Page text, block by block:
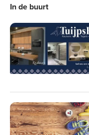
In de buurt